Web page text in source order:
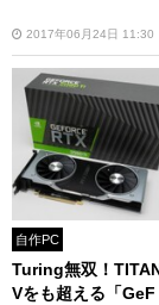
2017年06月24日 11:30
自作PC
Turing無双！
Vをも超える「GeF